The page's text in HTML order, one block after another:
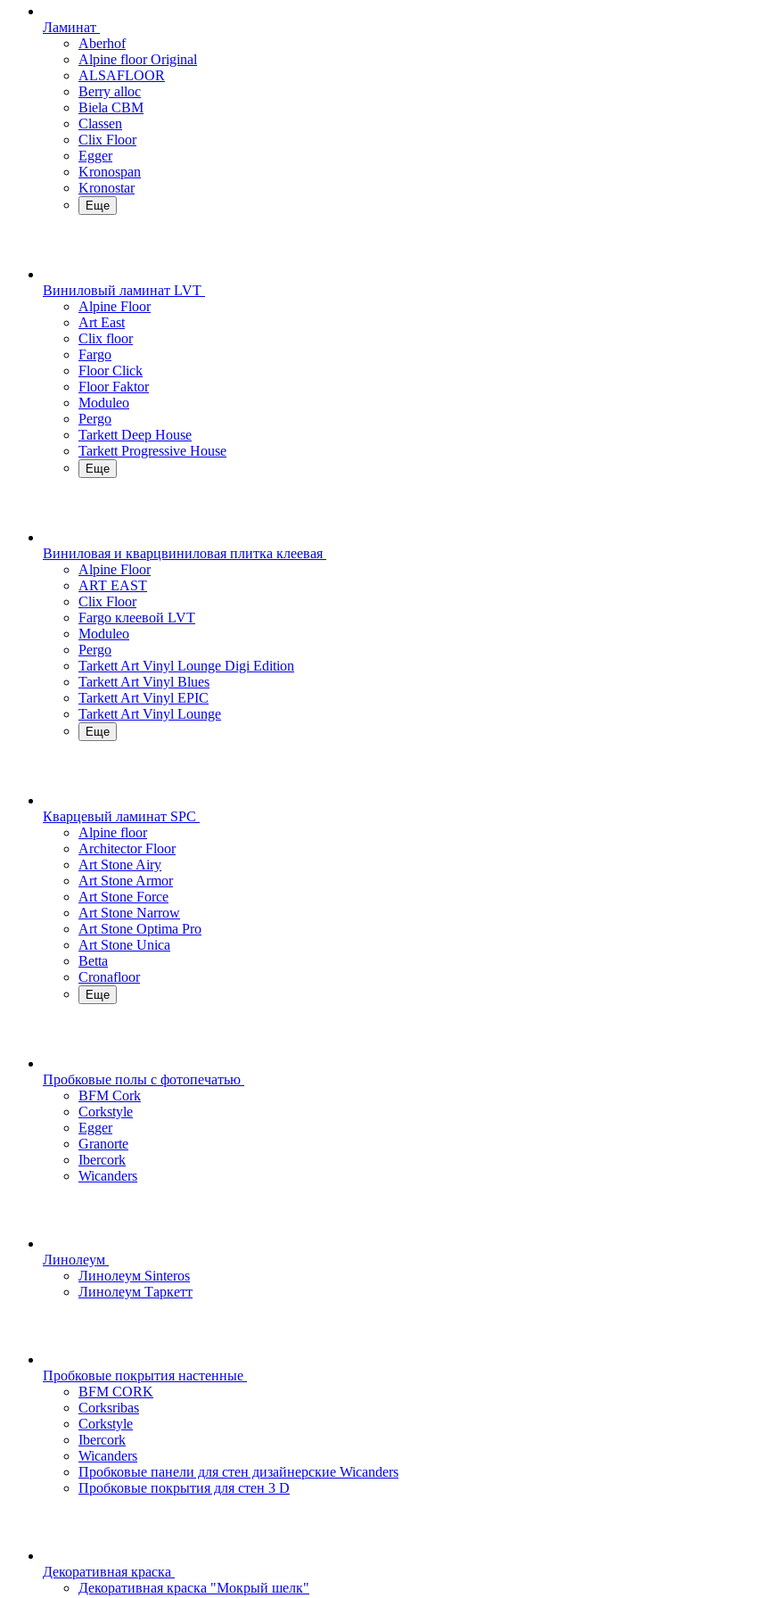
Ламинат
Aberhof
Alpine floor Original
ALSAFLOOR
Berry alloc
Biela CBM
Classen
Clix Floor
Egger
Kronospan
Kronostar
Еще
Виниловый ламинат LVT
Alpine Floor
Art East
Clix floor
Fargo
Floor Click
Floor Faktor
Moduleo
Pergo
Tarkett Deep House
Tarkett Progressive House
Еще
Виниловая и кварцвиниловая плитка клеевая
Alpine Floor
ART EAST
Clix Floor
Fargo клеевой LVT
Moduleo
Pergo
Tarkett Art Vinyl Lounge Digi Edition
Tarkett Art Vinyl Blues
Tarkett Art Vinyl EPIC
Tarkett Art Vinyl Lounge
Еще
Кварцевый ламинат SPC
Alpine floor
Architector Floor
Art Stone Airy
Art Stone Armor
Art Stone Force
Art Stone Narrow
Art Stone Optima Pro
Art Stone Unica
Betta
Cronafloor
Еще
Пробковые полы с фотопечатью
BFM Cork
Corkstyle
Egger
Granorte
Ibercork
Wicanders
Линолеум
Линолеум Sinteros
Линолеум Таркетт
Пробковые покрытия настенные
BFM CORK
Corksribas
Corkstyle
Ibercork
Wicanders
Пробковые панели для стен дизайнерские Wicanders
Пробковые покрытия для стен 3 D
Декоративная краска
Декоративная краска "Мокрый шелк"